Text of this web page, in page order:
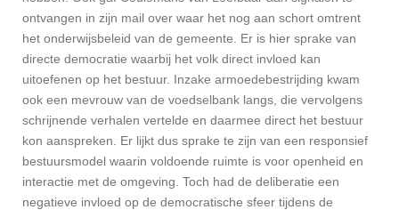
ontvangen in zijn mail over waar het nog aan schort omtrent
het onderwijsbeleid van de gemeente. Er is hier sprake van
directe democratie waarbij het volk direct invloed kan
uitoefenen op het bestuur. Inzake armoedebestrijding kwam
ook een mevrouw van de voedselbank langs, die vervolgens
schrijnende verhalen vertelde en daarmee direct het bestuur
kon aanspreken. Er lijkt dus sprake te zijn van een responsief
bestuursmodel waarin voldoende ruimte is voor openheid en
interactie met de omgeving. Toch had de deliberatie een
negatieve invloed op de democratische sfeer tijdens de